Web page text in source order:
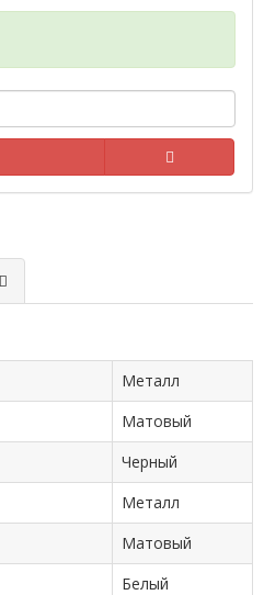
Металл
Матовый
Черный
Металл
Матовый
Белый